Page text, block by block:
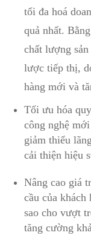
tối đa hoá
quả nhất.
chất lượng
lược tiếp thị,
hàng mới và
Tối ưu hóa
công nghệ
giảm thiểu
cải thiện hiệu
Nâng cao giá
cầu của khách
sao cho vượt
tăng cường